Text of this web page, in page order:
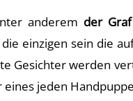
anderem der Graf
einzigen sein die
Gesichter werden
jeden